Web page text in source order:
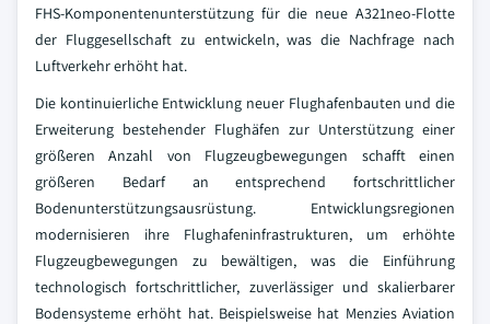
FHS-Komponentenunterstützung für die neue A321neo-Flotte
der Fluggesellschaft zu entwickeln, was die Nachfrage nach
Luftverkehr erhöht hat.
Die kontinuierliche Entwicklung neuer Flughafenbauten und die
Erweiterung bestehender Flughäfen zur Unterstützung einer
größeren Anzahl von Flugzeugbewegungen schafft einen
größeren Bedarf an entsprechend fortschrittlicher
Bodenunterstützungsausrüstung. Entwicklungsregionen
modernisieren ihre Flughafeninfrastrukturen, um erhöhte
Flugzeugbewegungen zu bewältigen, was die Einführung
technologisch fortschrittlicher, zuverlässiger und skalierbarer
Bodensysteme erhöht hat. Beispielsweise hat Menzies Aviation